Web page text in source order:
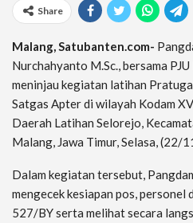
Share
Malang, Satubanten.com-
Nurchahyanto M.Sc., bersama
meninjau kegiatan latihan
Satgas Apter di wilayah Kodam
Daerah Latihan Selorejo,
Malang, Jawa Timur, Selasa, (22/
Dalam kegiatan tersebut,
mengecek kesiapan pos,
527/BY serta melihat secara